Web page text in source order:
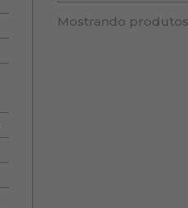
Mostrando